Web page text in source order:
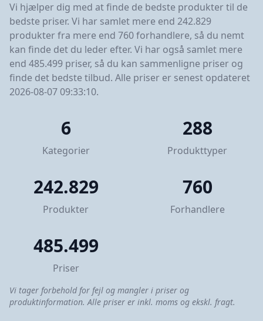
Vi hjælper dig med at finde de bedste produkter til de
bedste priser. Vi har samlet mere end 242.829
produkter fra mere end 760 forhandlere, så du nemt
kan finde det du leder efter. Vi har også samlet mere
end 485.499 priser, så du kan sammenligne priser og
finde det bedste tilbud. Alle priser er senest opdateret
2026-08-07 09:33:10.
6
Kategorier
288
Produkttyper
242.829
Produkter
760
Forhandlere
485.499
Priser
Vi tager forbehold for fejl og mangler i priser og
produktinformation. Alle priser er inkl. moms og ekskl. fragt.